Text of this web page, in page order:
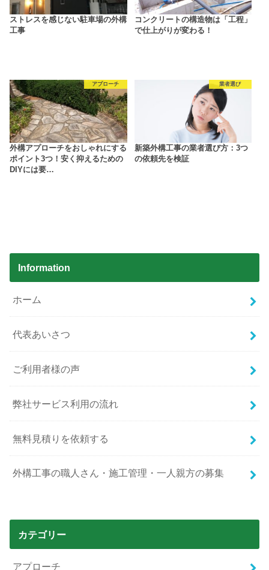
ストレスを感じない駐車場の外構
工事
コンクリートの構造物は「工程」
で仕上がりが変わる！
アプローチ
外構アプローチをおしゃれにする
ポイント3つ！安く抑えるための
DIYには要…
業者選び
新築外構工事の業者選び方：3つ
の依頼先を検証
Information
ホーム
代表あいさつ
ご利用者様の声
弊社サービス利用の流れ
無料見積りを依頼する
外構工事の職人さん・施工管理・一人親方の募集
カテゴリー
アプローチ